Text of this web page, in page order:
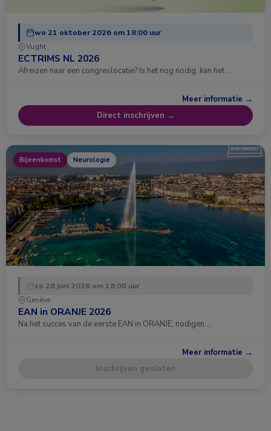
wo 21 oktober 2026 om 18:00 uur
Vught
ECTRIMS NL 2026
Afreizen naar een congreslocatie? Is het nog nodig, kan het …
Meer informatie →
Direct inschrijven →
Bijeenkomst Neurologie
zo 28 juni 2026 om 18:00 uur
Genève
EAN in ORANJE 2026
Na het succes van de eerste EAN in ORANJE, nodigen …
Meer informatie →
Inschrijven gesloten